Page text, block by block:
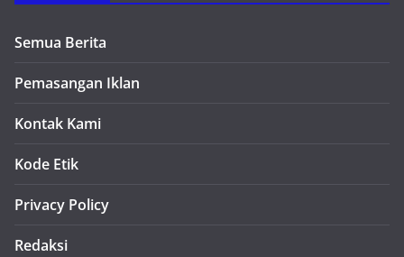
Semua Berita
Pemasangan Iklan
Kontak Kami
Kode Etik
Privacy Policy
Redaksi